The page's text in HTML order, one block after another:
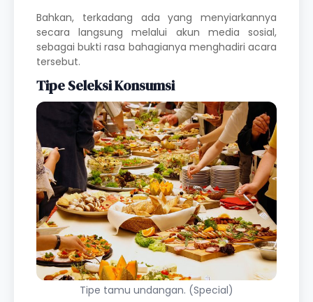
Bahkan, terkadang ada yang menyiarkannya
secara langsung melalui akun media sosial,
sebagai bukti rasa bahagianya menghadiri acara
tersebut.
Tipe Seleksi Konsumsi
Tipe tamu undangan. (Special)